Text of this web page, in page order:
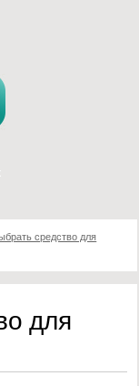
средство для
для